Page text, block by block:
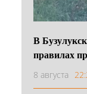
В
правилах
8 августа